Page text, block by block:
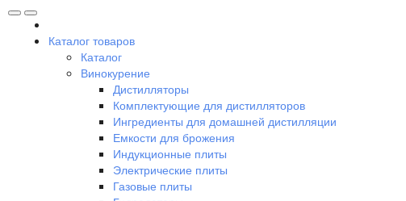
Каталог товаров
Каталог
Винокурение
Дистилляторы
Комплектующие для дистилляторов
Ингредиенты для домашней дистилляции
Емкости для брожения
Индукционные плиты
Электрические плиты
Газовые плиты